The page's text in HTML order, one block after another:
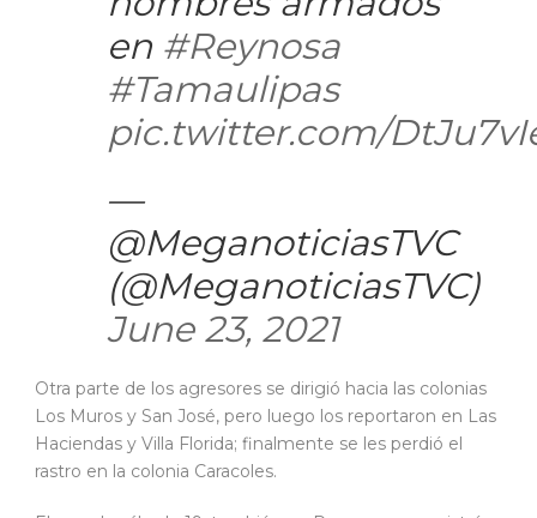
en #Reynosa
#Tamaulipas
pic.twitter.com/
—
@MeganoticiasTVC
(@MeganoticiasTVC)
June 23, 2021
Otra parte de los agresores se dirigió hacia las colonias
Los Muros y San José, pero luego los reportaron en Las
Haciendas y Villa Florida; finalmente se les perdió el
rastro en la colonia Caracoles.